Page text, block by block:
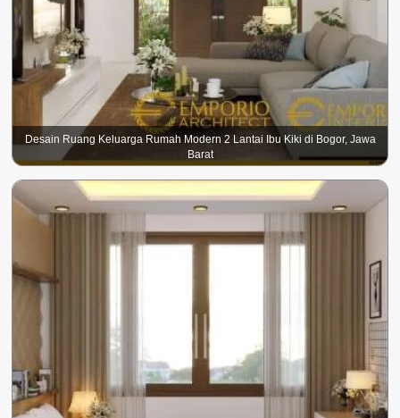
Desain Ruang Keluarga Rumah Modern 2 Lantai Ibu Kiki di Bogor, Jawa
Barat